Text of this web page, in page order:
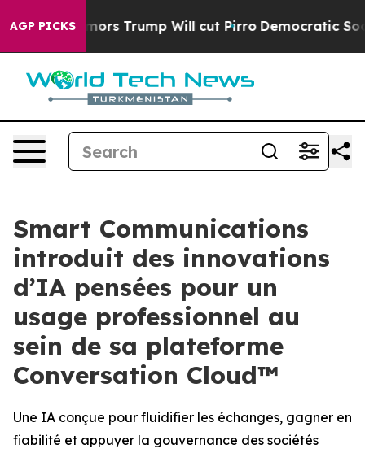
AGP PICKS
Rumors Trump Will cut Pirro Democratic Socialists
Smart Communications
introduit des innovations
d’IA pensées pour un
usage professionnel au
sein de sa plateforme
Conversation Cloud™
Une IA conçue pour fluidifier les échanges, gagner en
fiabilité et appuyer la gouvernance des sociétés